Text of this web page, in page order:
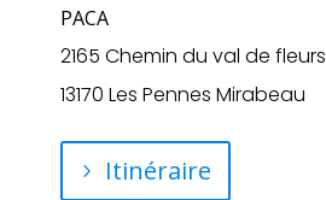
PACA
2165 Chemin du val de fleurs
13170 Les Pennes Mirabeau
Itinéraire